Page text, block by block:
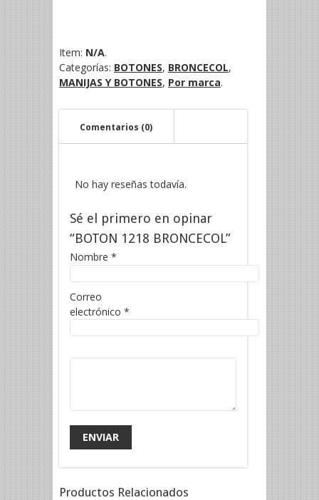
Item: N/A.
Categorías: BOTONES, BRONCECOL,
MANIJAS Y BOTONES, Por marca.
Comentarios (0)
No hay reseñas todavía.
Sé el primero en opinar
“BOTON 1218 BRONCECOL”
Nombre *
Correo
electrónico *
Productos Relacionados